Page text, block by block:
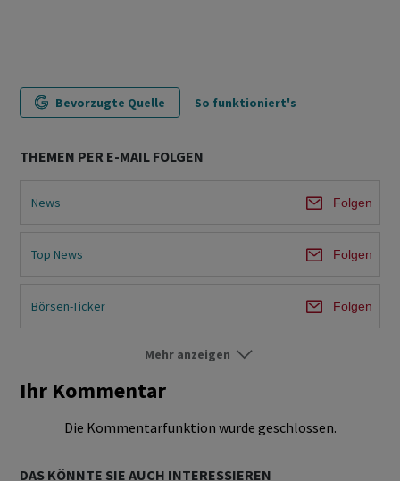
Bevorzugte Quelle So funktioniert's
THEMEN PER E-MAIL FOLGEN
News Folgen
Top News Folgen
Börsen-Ticker Folgen
Mehr anzeigen
Ihr Kommentar
Die Kommentarfunktion wurde geschlossen.
DAS KÖNNTE SIE AUCH INTERESSIEREN